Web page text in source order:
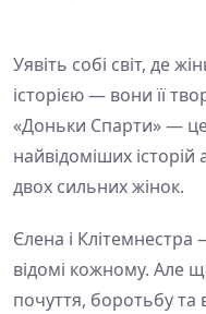
Уявіть собі світ, де
історією — вони її
«Доньки Спарти» —
найвідоміших
двох сильних жінок.
Єлена і
відомі кожному. Але
почуття, боротьбу та